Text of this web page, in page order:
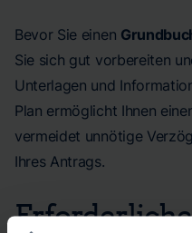
Bevor Sie einen
Sie sich gut vorbereiten
Unterlagen und
Plan ermöglicht Ihnen
vermeidet unnötige
Ihres Antrags.